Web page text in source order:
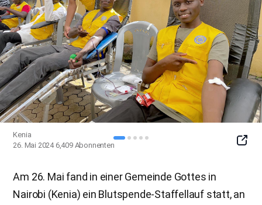
Kenia
26. Mai 2024 6,409 Abonnenten
SNS
Am 26. Mai fand in einer Gemeinde Gottes in
Nairobi (Kenia) ein Blutspende-Staffellauf statt, an